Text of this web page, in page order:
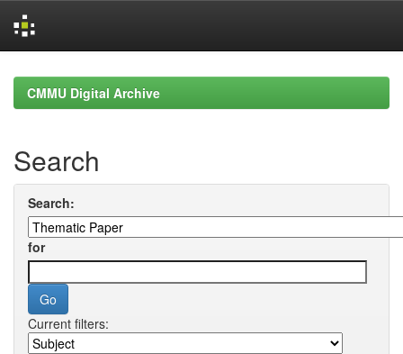
navigationCMMU Digital Archive
Search
Search:
for
Current filters: